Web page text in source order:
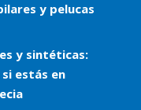
y pelucas
y sintéticas:
estás en